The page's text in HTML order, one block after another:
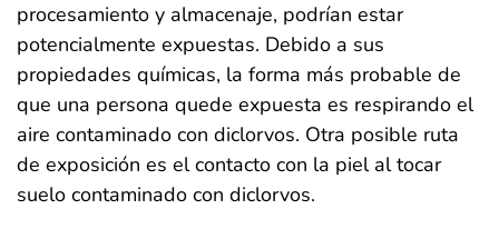
procesamiento y almacenaje, podrían estar
potencialmente expuestas. Debido a sus
propiedades químicas, la forma más probable de
que una persona quede expuesta es respirando el
aire contaminado con diclorvos. Otra posible ruta
de exposición es el contacto con la piel al tocar
suelo contaminado con diclorvos.